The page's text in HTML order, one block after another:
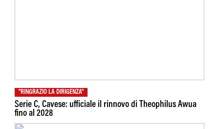
"RINGRAZIO LA DIRIGENZA"
Serie C, Cavese: ufficiale il rinnovo di Theophilus Awua
fino al 2028